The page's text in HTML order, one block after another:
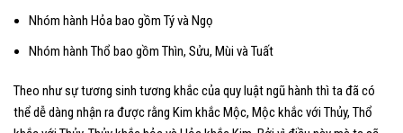
Nhóm hành Hỏa bao gồm Tý và Ngọ
Nhóm hành Thổ bao gồm Thìn, Sửu, Mùi và Tuất
Theo như sự tương sinh tương khắc của quy luật ngũ hành thì ta đã có
thể dễ dàng nhận ra được rằng Kim khắc Mộc, Mộc khắc với Thủy, Thổ